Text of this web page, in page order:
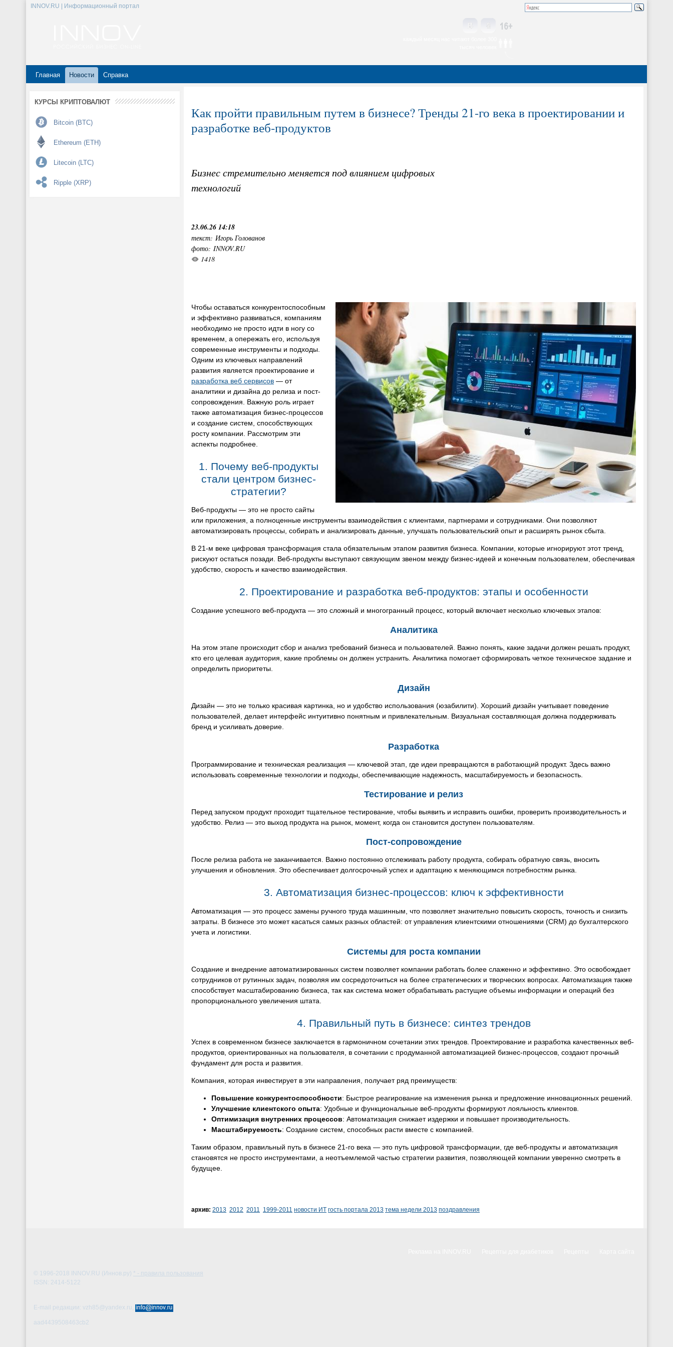
INNOV.RU | Информационный портал
Главная Новости Справка
КУРСЫ КРИПТОВАЛЮТ
Bitcoin (BTC)
Ethereum (ETH)
Litecoin (LTC)
Ripple (XRP)
Как пройти правильным путем в бизнесе? Тренды 21-го века в проектировании и
разработке веб-продуктов
Бизнес стремительно меняется под влиянием цифровых
технологий
23.06.26 14:18
текст: Игорь Голованов
фото: INNOV.RU
1418
Чтобы оставаться конкурентоспособным
и эффективно развиваться, компаниям
необходимо не просто идти в ногу со
временем, а опережать его, используя
современные инструменты и подходы.
Одним из ключевых направлений
развития является проектирование и
разработка веб сервисов — от
аналитики и дизайна до релиза и пост-
сопровождения. Важную роль играет
также автоматизация бизнес-процессов
и создание систем, способствующих
росту компании. Рассмотрим эти
аспекты подробнее.
1. Почему веб-продукты
стали центром бизнес-
стратегии?
Веб-продукты — это не просто сайты
или приложения, а полноценные инструменты взаимодействия с клиентами, партнерами и сотрудниками. Они позволяют
автоматизировать процессы, собирать и анализировать данные, улучшать пользовательский опыт и расширять рынок сбыта.
В 21-м веке цифровая трансформация стала обязательным этапом развития бизнеса. Компании, которые игнорируют этот тренд,
рискуют остаться позади. Веб-продукты выступают связующим звеном между бизнес-идеей и конечным пользователем, обеспечивая
удобство, скорость и качество взаимодействия.
2. Проектирование и разработка веб-продуктов: этапы и особенности
Создание успешного веб-продукта — это сложный и многогранный процесс, который включает несколько ключевых этапов:
Аналитика
На этом этапе происходит сбор и анализ требований бизнеса и пользователей. Важно понять, какие задачи должен решать продукт,
кто его целевая аудитория, какие проблемы он должен устранить. Аналитика помогает сформировать четкое техническое задание и
определить приоритеты.
Дизайн
Дизайн — это не только красивая картинка, но и удобство использования (юзабилити). Хороший дизайн учитывает поведение
пользователей, делает интерфейс интуитивно понятным и привлекательным. Визуальная составляющая должна поддерживать
бренд и усиливать доверие.
Разработка
Программирование и техническая реализация — ключевой этап, где идеи превращаются в работающий продукт. Здесь важно
использовать современные технологии и подходы, обеспечивающие надежность, масштабируемость и безопасность.
Тестирование и релиз
Перед запуском продукт проходит тщательное тестирование, чтобы выявить и исправить ошибки, проверить производительность и
удобство. Релиз — это выход продукта на рынок, момент, когда он становится доступен пользователям.
Пост-сопровождение
После релиза работа не заканчивается. Важно постоянно отслеживать работу продукта, собирать обратную связь, вносить
улучшения и обновления. Это обеспечивает долгосрочный успех и адаптацию к меняющимся потребностям рынка.
3. Автоматизация бизнес-процессов: ключ к эффективности
Автоматизация — это процесс замены ручного труда машинным, что позволяет значительно повысить скорость, точность и снизить
затраты. В бизнесе это может касаться самых разных областей: от управления клиентскими отношениями (CRM) до бухгалтерского
учета и логистики.
Системы для роста компании
Создание и внедрение автоматизированных систем позволяет компании работать более слаженно и эффективно. Это освобождает
сотрудников от рутинных задач, позволяя им сосредоточиться на более стратегических и творческих вопросах. Автоматизация также
способствует масштабированию бизнеса, так как система может обрабатывать растущие объемы информации и операций без
пропорционального увеличения штата.
4. Правильный путь в бизнесе: синтез трендов
Успех в современном бизнесе заключается в гармоничном сочетании этих трендов. Проектирование и разработка качественных веб-
продуктов, ориентированных на пользователя, в сочетании с продуманной автоматизацией бизнес-процессов, создают прочный
фундамент для роста и развития.
Компания, которая инвестирует в эти направления, получает ряд преимуществ:
Повышение конкурентоспособности: Быстрое реагирование на изменения рынка и предложение инновационных решений.
Улучшение клиентского опыта: Удобные и функциональные веб-продукты формируют лояльность клиентов.
Оптимизация внутренних процессов: Автоматизация снижает издержки и повышает производительность.
Масштабируемость: Создание систем, способных расти вместе с компанией.
Таким образом, правильный путь в бизнесе 21-го века — это путь цифровой трансформации, где веб-продукты и автоматизация
становятся не просто инструментами, а неотъемлемой частью стратегии развития, позволяющей компании уверенно смотреть в
будущее.
архив: 2013 2012 2011 1999-2011 новости ИТ гость портала 2013 тема недели 2013 поздравления
© 1996-2018 INNOV.RU (Иннов.ру) * - правила пользования
ISSN: 2414-5122
E-mail редакции: vzh85@yandex.ru,
aad4439508463cb2